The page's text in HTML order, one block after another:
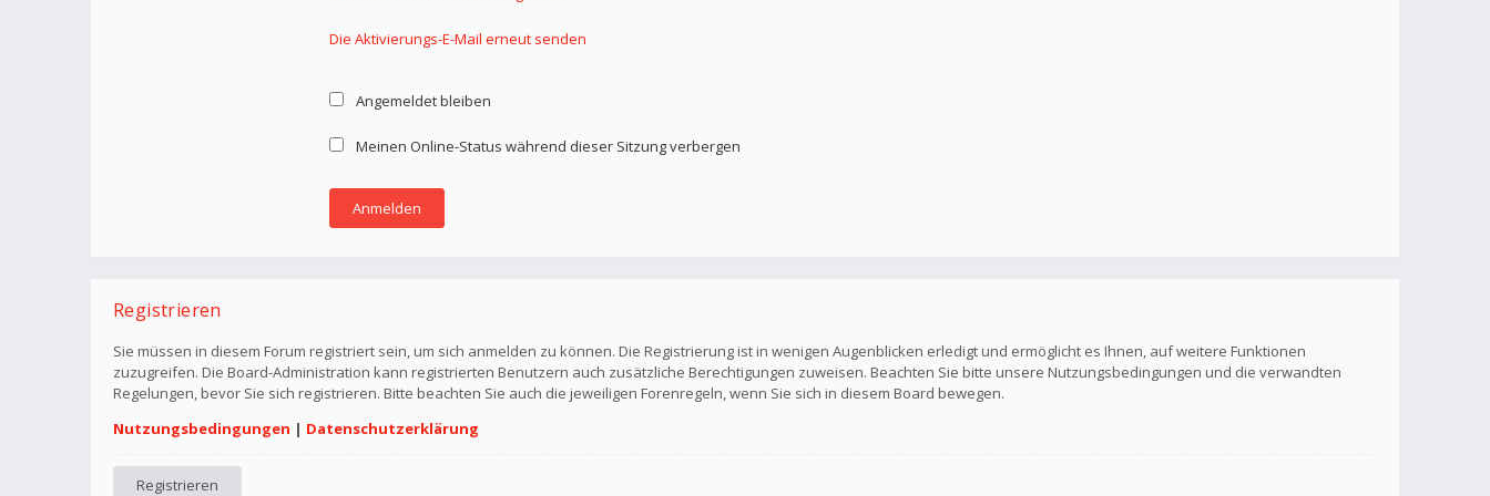
Die Aktivierungs-E-Mail erneut senden
Angemeldet bleiben
Meinen Online-Status während dieser Sitzung verbergen
Registrieren
Sie müssen in diesem Forum registriert sein, um sich anmelden zu können. Die Registrierung ist in wenigen Augenblicken erledigt und ermöglicht es Ihnen, auf weitere Funktionen
zuzugreifen. Die Board-Administration kann registrierten Benutzern auch zusätzliche Berechtigungen zuweisen. Beachten Sie bitte unsere Nutzungsbedingungen und die verwandten
Regelungen, bevor Sie sich registrieren. Bitte beachten Sie auch die jeweiligen Forenregeln, wenn Sie sich in diesem Board bewegen.
Nutzungsbedingungen | Datenschutzerklärung
Registrieren